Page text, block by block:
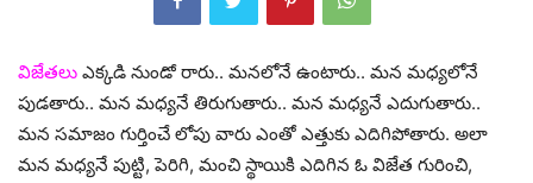
విజేతలు ఎక్కడి నుండో రారు.. మనలోనే ఉంటారు.. మన మధ్యలోనే
పుడతారు.. మన మధ్యనే తిరుగుతారు.. మన మధ్యనే ఎదుగుతారు..
మన సమాజం గుర్తించే లోపు వారు ఎంతో ఎత్తుకు ఎదిగిపోతారు. అలా
మన మధ్యనే పుట్టి, పెరిగి, మంచి స్థాయికి ఎదిగిన ఓ విజేత గురించి,